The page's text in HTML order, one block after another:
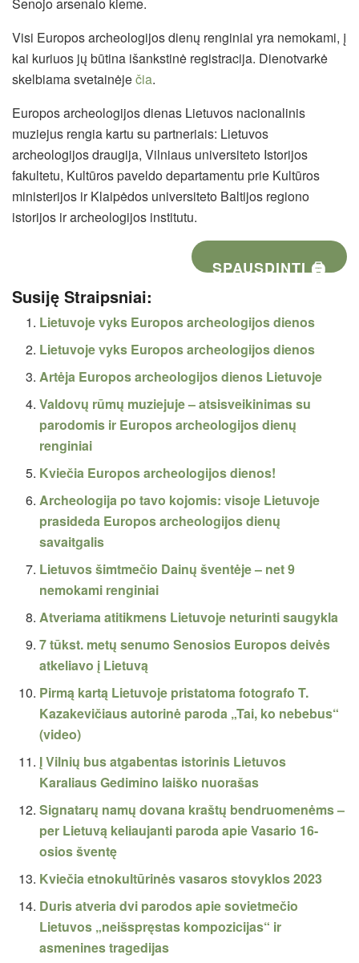
Visi Europos archeologijos dienų renginiai yra nemokami, į
kai kuriuos jų būtina išankstinė registracija. Dienotvarkė
skelbiama svetainėječia.
Europos archeologijos dienas Lietuvos nacionalinis
muziejus rengia kartu su partneriais: Lietuvos
archeologijos draugija, Vilniaus universiteto Istorijos
fakultetu, Kultūros paveldo departamentu prie Kultūros
ministerijos ir Klaipėdos universiteto Baltijos regiono
istorijos ir archeologijos institutu.
SPAUSDINTI 🖨
Susiję Straipsniai:
Lietuvoje vyks Europos archeologijos dienos
Lietuvoje vyks Europos archeologijos dienos
Artėja Europos archeologijos dienos Lietuvoje
Valdovų rūmų muziejuje – atsisveikinimas su
parodomis ir Europos archeologijos dienų
renginiai
Kviečia Europos archeologijos dienos!
Archeologija po tavo kojomis: visoje Lietuvoje
prasideda Europos archeologijos dienų
savaitgalis
Lietuvos šimtmečio Dainų šventėje – net 9
nemokami renginiai
Atveriama atitikmens Lietuvoje neturinti saugykla
7 tūkst. metų senumo Senosios Europos deivės
atkeliavo į Lietuvą
Pirmą kartą Lietuvoje pristatoma fotografo T.
Kazakevičiaus autorinė paroda „Tai, ko nebebus“
(video)
Į Vilnių bus atgabentas istorinis Lietuvos
Karaliaus Gedimino laiško nuorašas
Signatarų namų dovana kraštų bendruomenėms –
per Lietuvą keliaujanti paroda apie Vasario 16-
osios šventę
Kviečia etnokultūrinės vasaros stovyklos 2023
Duris atveria dvi parodos apie sovietmečio
Lietuvos „neišspręstas kompozicijas“ ir
asmenines tragedijas